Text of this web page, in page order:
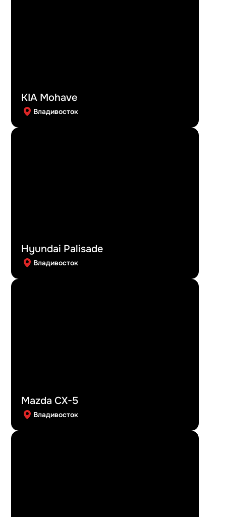
KIA Mohave
Владивосток
Hyundai Palisade
Владивосток
Mazda CX-5
Владивосток